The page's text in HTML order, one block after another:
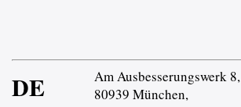
DE
Am Ausbesserungswerk 8,
80939 München,